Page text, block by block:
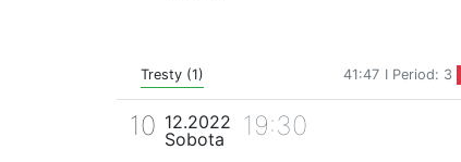
Tresty (1) 41:47 I Period: 3
10 12.2022
Sobota
19:30